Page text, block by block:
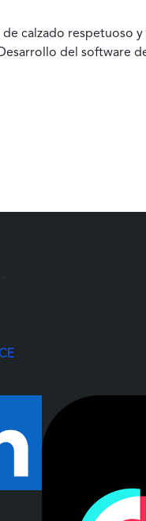
calzado respetuoso
del software
(Abre una nueva